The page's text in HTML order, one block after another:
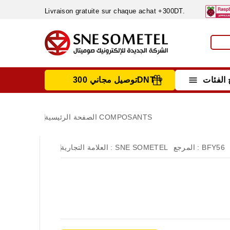
Livraison gratuite sur chaque achat +300DT.
 توصيل مجاني 300DNT +
الصفحة الرئيسية COMPOSANTS
العلامة التجارية : SNE SOMETEL المرجع : BFY56